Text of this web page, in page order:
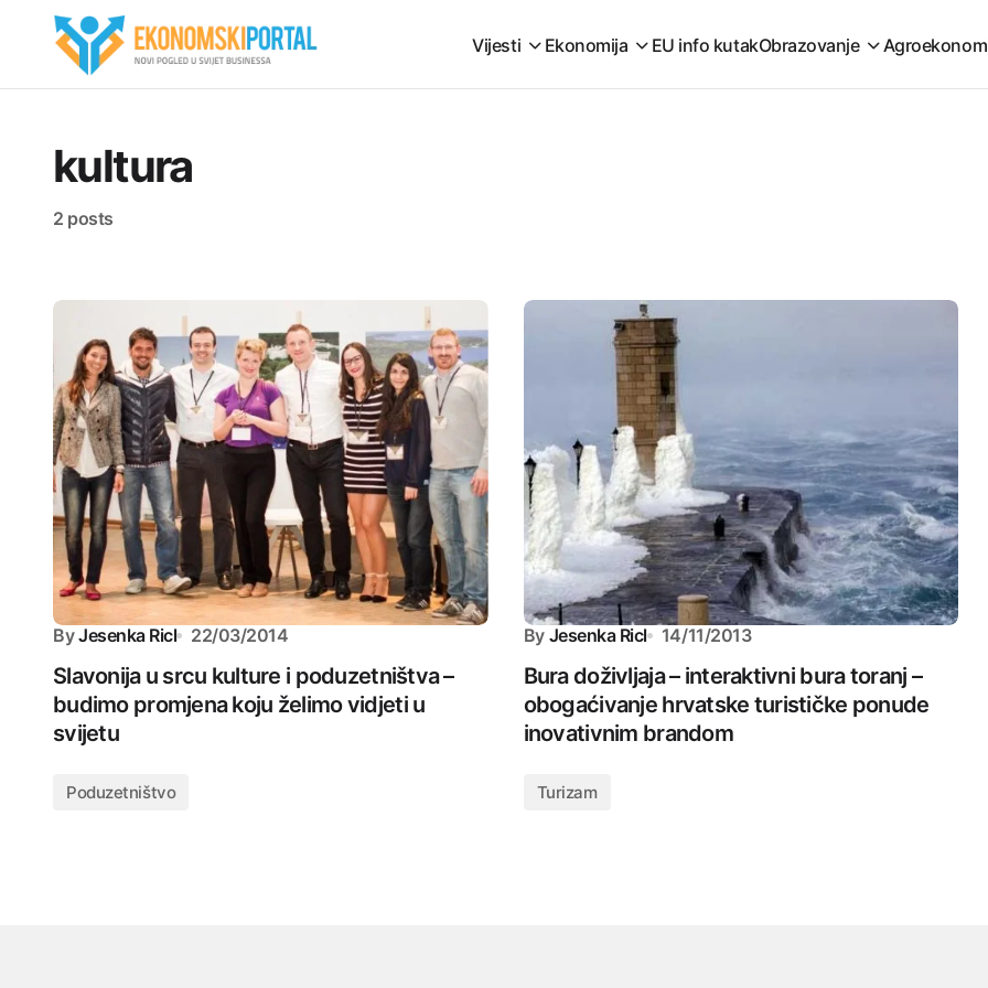
Vijesti Ekonomija EU info kutakObrazovanje
kultura
2 posts
By Jesenka Ricl 22/03/2014
Slavonija u srcu kulture i poduzetništva –
budimo promjena koju želimo vidjeti u
svijetu
Poduzetništvo
By Jesenka Ricl 14/11/2013
Bura doživljaja – interaktivni bura toranj –
obogaćivanje hrvatske turističke ponude
inovativnim brandom
Turizam